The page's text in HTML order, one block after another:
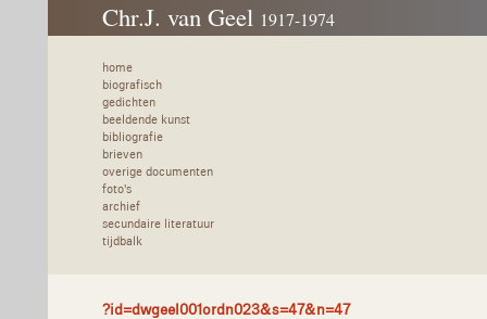
Chr.J. van Geel 1917-1974
home
biografisch
gedichten
beeldende kunst
bibliografie
brieven
overige documenten
foto's
archief
secundaire literatuur
tijdbalk
?id=dwgeel001ordn023&s=47&n=47